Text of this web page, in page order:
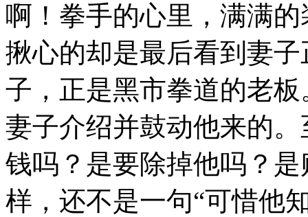
啊！拳手的心里，满满
揪心的却是最后看到妻
子，正是黑市拳道的老
妻子介绍并鼓动他来的
钱吗？是要除掉他吗？
样，还不是一句“可惜他